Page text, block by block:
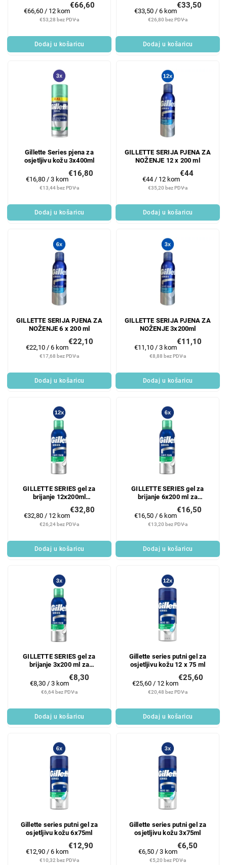
€53,28 bez PDV-a
€66,60
Mjerenje
cijene:
€66,60 / 12 kom
Dodaj u košaricu
€26,80 bez PDV-a
€33,50
Mjerenje
cijene:
€33,50 / 6 kom
Dodaj u košaricu
Gillette Series pjena za
osjetljivu kožu 3x400ml
€13,44 bez PDV-a
€16,80
Mjerenje
cijene:
€16,80 / 3 kom
Dodaj u košaricu
GILLETTE SERIJA PJENA ZA
NOŽENJE 12 x 200 ml
€35,20 bez PDV-a
€44
Mjerenje
cijene:
€44 / 12 kom
Dodaj u košaricu
GILLETTE SERIJA PJENA ZA
NOŽENJE 6 x 200 ml
€17,68 bez PDV-a
€22,10
Mjerenje
cijene:
€22,10 / 6 kom
Dodaj u košaricu
GILLETTE SERIJA PJENA ZA
NOŽENJE 3x200ml
€8,88 bez PDV-a
€11,10
Mjerenje
cijene:
€11,10 / 3 kom
Dodaj u košaricu
GILLETTE SERIES gel za
brijanje 12x200ml
€26,24 bez PDV-a
€32,80
Mjerenje
cijene:
€32,80 / 12 kom
Dodaj u košaricu
GILLETTE SERIES gel za
brijanje 6x200 ml za
€13,20 bez PDV-a
€16,50
Mjerenje
cijene:
€16,50 / 6 kom
Dodaj u košaricu
GILLETTE SERIES gel za
brijanje 3x200 ml za
osjetljivu kožu
€6,64 bez PDV-a
€8,30
Mjerenje
cijene:
€8,30 / 3 kom
Dodaj u košaricu
Gillette series putni gel za
osjetljivu kožu 12 x 75 ml
€20,48 bez PDV-a
€25,60
Mjerenje
cijene:
€25,60 / 12 kom
Dodaj u košaricu
Gillette series putni gel za
osjetljivu kožu 6x75ml
€10,32 bez PDV-a
€12,90
Mjerenje
cijene:
€12,90 / 6 kom
Gillette series putni gel za
osjetljivu kožu 3x75ml
€5,20 bez PDV-a
€6,50
Mjerenje
cijene:
€6,50 / 3 kom